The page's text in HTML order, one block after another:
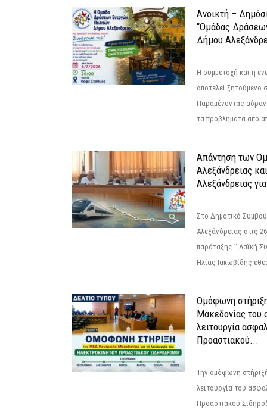
Ανοικτή –
“Ομάδας
Δήμου
Η συμμετοχή και η
αποτελεί ζητούμενο
Παραμένοντας
τα προβλήματα από
Απάντηση των
Αλεξάνδρειας
Αλεξάνδρειας
Στο Δημοτικό
Αλεξάνδρειας στις
παράταξης " Λαϊκή
Ηλίας Ιακωβίδης
Ομόφωνη
Μακεδονίας του
λειτουργία
Προαστιακού...
Την ομόφωνη
λειτουργία του
Προαστιακού